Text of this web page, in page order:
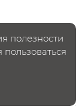
полезности